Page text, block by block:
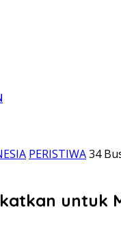
PERISTIWA34
untuk